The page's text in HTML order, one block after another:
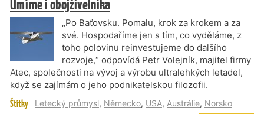
Umíme i obojživelníka
„Po Baťovsku. Pomalu, krok za krokem a za
své. Hospodaříme jen s tím, co vyděláme, z
toho polovinu reinvestujeme do dalšího
rozvoje,“ odpovídá Petr Volejník, majitel firmy
Atec, společnosti na vývoj a výrobu ultralehkých letadel,
když se zajímám o jeho podnikatelskou filozofii.
Štítky Letecký průmysl, Německo, USA, Austrálie, Norsko